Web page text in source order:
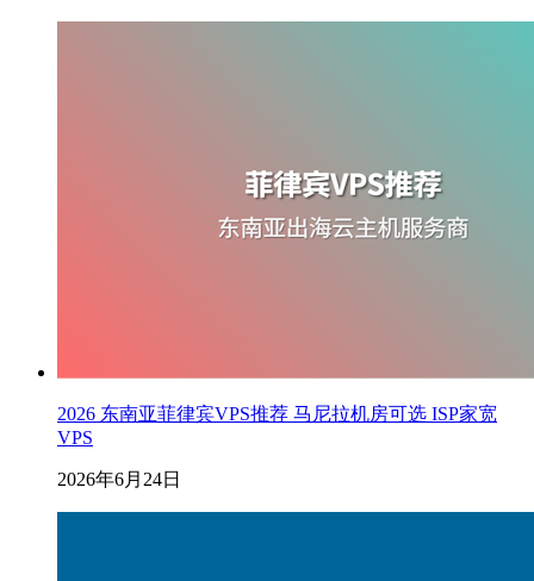
2026 东南亚菲律宾VPS推荐 马尼拉机房可选 ISP家宽
VPS
2026年6月24日